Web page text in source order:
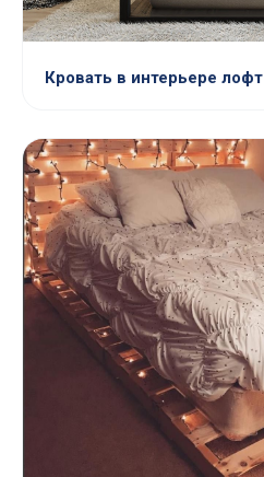
Кровать в интерьере лофт